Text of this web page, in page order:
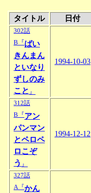
タイトル 日付
302話
B『ばい
きんまん
といなり
ずしのみ
こと 』
1994-10-03
312話
B『アン
パンマン
とペロペ
ロこぞ
う 』
1994-12-12
327話
A『かん